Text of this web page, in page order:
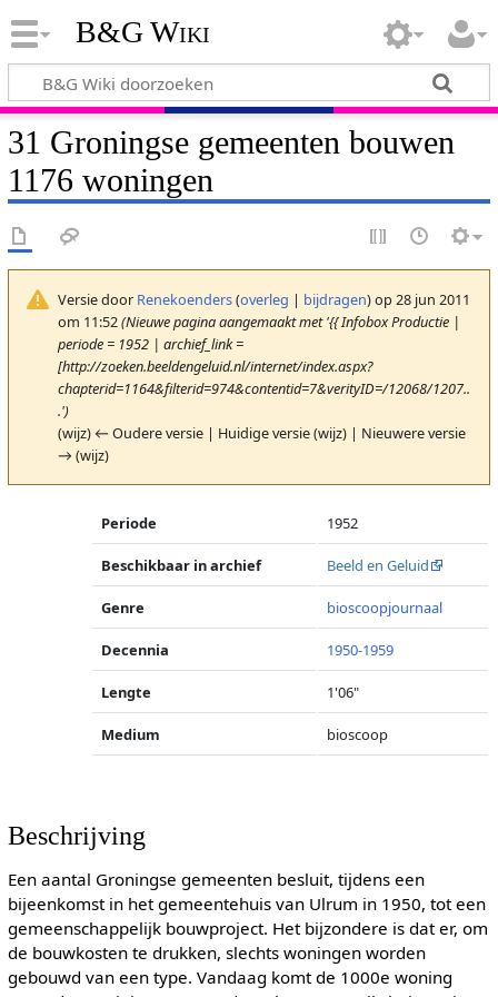
B&G Wiki
31 Groningse gemeenten bouwen
1176 woningen
Versie door Renekoenders(overleg | bijdragen)op 28 jun 2011
om 11:52(Nieuwe pagina aangemaakt met '{{ Infobox Productie |
periode = 1952 | archief_link =
[http://zoeken.beeldengeluid.nl/internet/index.aspx?
chapterid=1164&filterid=974&contentid=7&verityID=/12068/1207..
.')
(wijz) ← Oudere versie | Huidige versie (wijz) | Nieuwere versie
→ (wijz)
Periode 1952
Beschikbaar in archief Beeld en Geluid
Genre bioscoopjournaal
Decennia 1950-1959
Lengte 1'06"
Medium bioscoop
Beschrijving
Een aantal Groningse gemeenten besluit, tijdens een
bijeenkomst in het gemeentehuis van Ulrum in 1950, tot een
gemeenschappelijk bouwproject. Het bijzondere is dat er, om
de bouwkosten te drukken, slechts woningen worden
gebouwd van een type. Vandaag komt de 1000e woning